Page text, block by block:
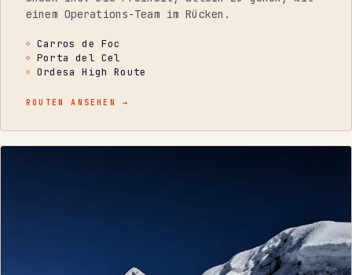
einem Operations-Team im Rücken.
Carros de Foc
Porta del Cel
Ordesa High Route
ROUTEN ANSEHEN →